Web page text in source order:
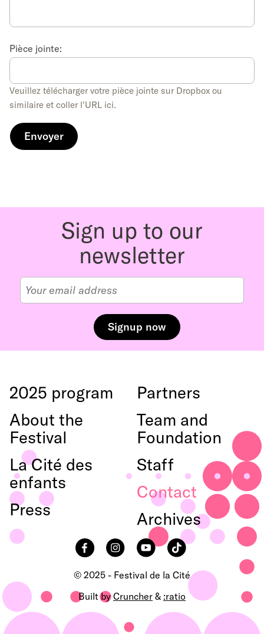
Pièce jointe:
Veuillez télécharger votre pièce jointe sur Dropbox ou
similaire et coller l'URL ici.
Sign up to our
newsletter
2025 program
About the
Festival
La Cité des
enfants
Press
Partners
Team and
Foundation
Staff
Contact
Archives
FacebookInstagramYouTubeTikTok
© 2025 - Festival de la Cité
Built byCruncher & :ratio